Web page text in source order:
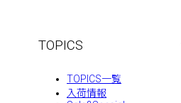
TOPICS
TOPICS一覧
入荷情報